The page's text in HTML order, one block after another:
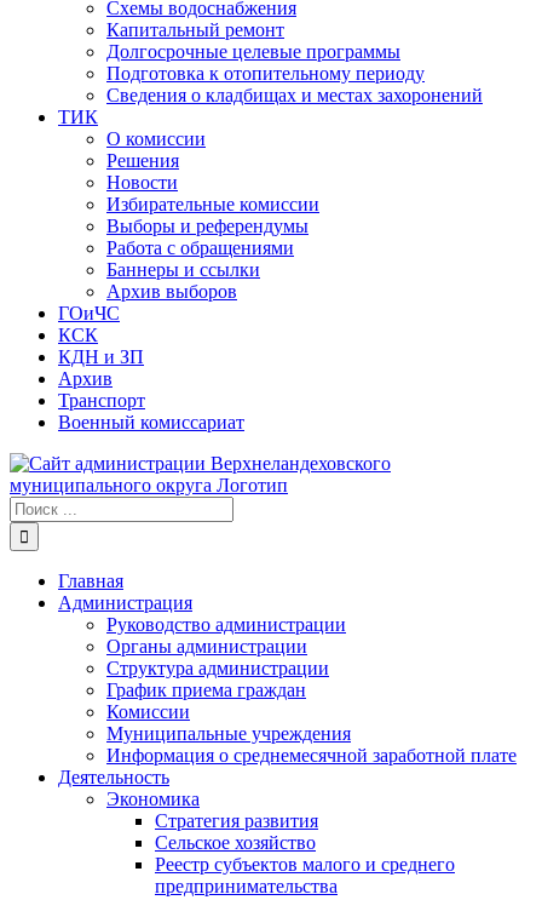
Схемы водоснабжения
Капитальный ремонт
Долгосрочные целевые программы
Подготовка к отопительному периоду
Сведения о кладбищах и местах захоронений
ТИК
О комиссии
Решения
Новости
Избирательные комиссии
Выборы и референдумы
Работа с обращениями
Баннеры и ссылки
Архив выборов
ГОиЧС
КСК
КДН и ЗП
Архив
Транспорт
Военный комиссариат
Результат
поиска:
Главная
Администрация
Руководство администрации
Органы администрации
Структура администрации
График приема граждан
Комиссии
Муниципальные учреждения
Информация о среднемесячной заработной плате
Деятельность
Экономика
Стратегия развития
Сельское хозяйство
Реестр субъектов малого и среднего
предпринимательства